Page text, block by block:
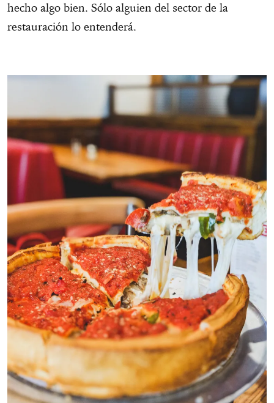
hecho algo bien. Sólo alguien del sector de la
restauración lo entenderá.